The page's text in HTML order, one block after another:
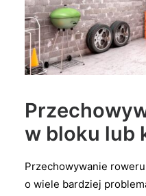
w bloku lub
Przechowywanie
o wiele bardziej